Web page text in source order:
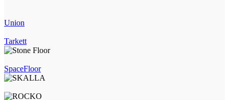
Union
Tarkett
SpaceFloor